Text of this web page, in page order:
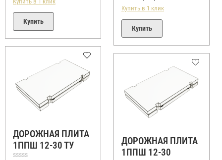
Купить
Купить в 1 клик
Купить
ДОРОЖНАЯ ПЛИТА
1ППШ 12-30 ТУ
ДОРОЖНАЯ ПЛИТА
1ППШ 12-30